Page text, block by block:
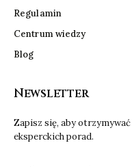
Regulamin
Centrum wiedzy
Blog
Newsletter
Zapisz się, aby
eksperckich porad.